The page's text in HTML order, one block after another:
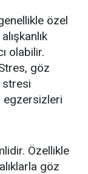
özel
olabilir.
göz
stresi
egzersizleri
Özellikle
göz